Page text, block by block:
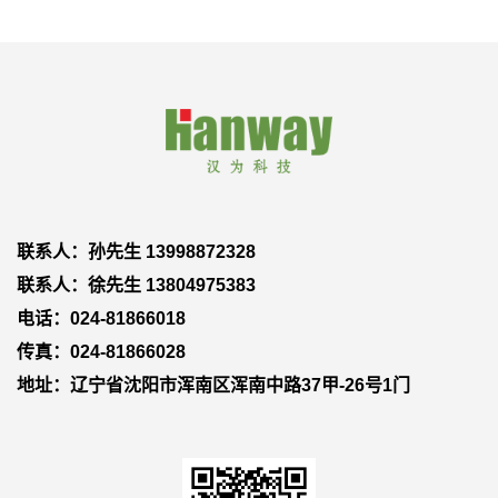
联系人：孙先生 13998872328
联系人：徐先生 13804975383
电话：024-81866018
传真：024-81866028
地址：辽宁省沈阳市浑南区浑南中路37甲-26号1门